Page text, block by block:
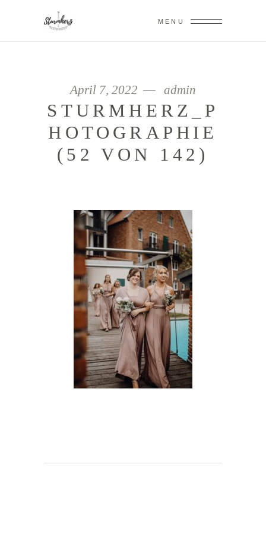
MENU
April 7, 2022 admin
STURMHERZ_P
HOTOGRAPHIE
(52 VON 142)